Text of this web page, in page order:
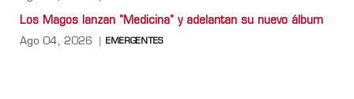
Los Magos lanzan "Medicina" y adelantan su nuevo álbum
Ago 04, 2026 EMERGENTES